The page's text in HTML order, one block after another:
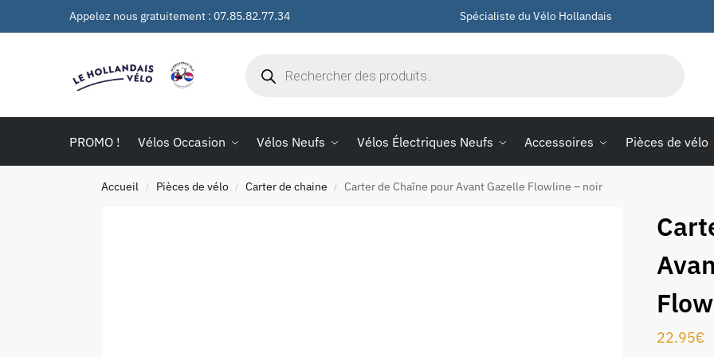
Appelez nous gratuitement : 07.85.82.77.34 Spécialiste du Vélo Hollandais
PROMO ! Vélos Occasion Vélos Neufs Vélos Électriques Neufs Accessoires Pièces de vélo
Accueil / Pièces de vélo / Carter de chaine / Carter de Chaîne pour Avant Gazelle Flowline – noir
22.95€